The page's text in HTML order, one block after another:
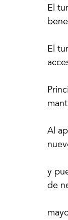
El
El
Al
y
de